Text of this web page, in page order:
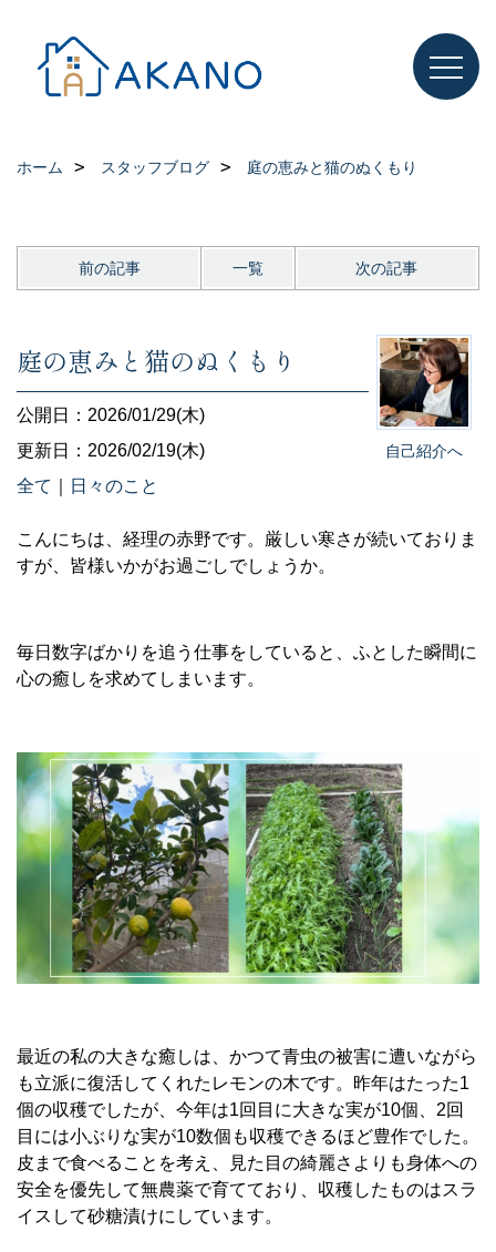
ホーム スタッフブログ 庭の恵みと猫のぬくもり
前の記事 一覧 次の記事
自己紹介へ
庭の恵みと猫のぬくもり
公開日：2026/01/29(木)
更新日：2026/02/19(木)
全て
日々のこと
こんにちは、経理の赤野です。厳しい寒さが続いておりま
すが、皆様いかがお過ごしでしょうか。
毎日数字ばかりを追う仕事をしていると、ふとした瞬間に
心の癒しを求めてしまいます。
最近の私の大きな癒しは、かつて青虫の被害に遭いながら
も立派に復活してくれたレモンの木です。昨年はたった1
個の収穫でしたが、今年は1回目に大きな実が10個、2回
目には小ぶりな実が10数個も収穫できるほど豊作でした。
皮まで食べることを考え、見た目の綺麗さよりも身体への
安全を優先して無農薬で育てており、収穫したものはスラ
イスして砂糖漬けにしています。